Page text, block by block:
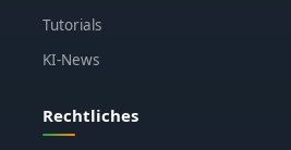
Tutorials
KI-News
Rechtliches